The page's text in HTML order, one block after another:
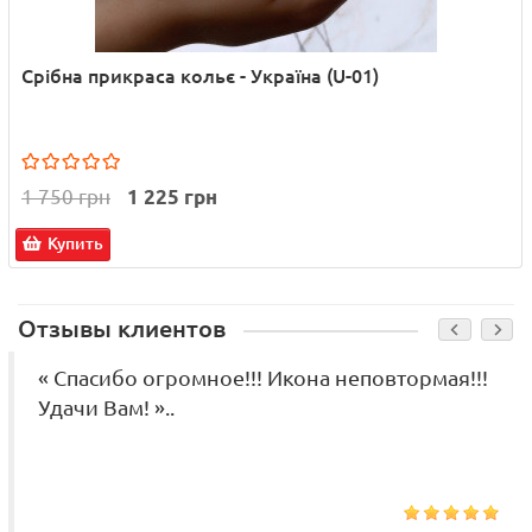
Срібна прикраса кольє - Україна (U-01)
1 750 грн 1 225 грн
Купить
Отзывы клиентов
« Спасибо огромное!!! Икона неповтормая!!!
Удачи Вам! »..